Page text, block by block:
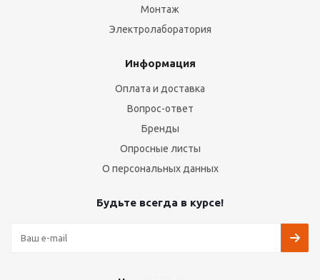
Монтаж
Электролаборатория
Информация
Оплата и доставка
Вопрос-ответ
Бренды
Опросные листы
О персональных данных
Будьте всегда в курсе!